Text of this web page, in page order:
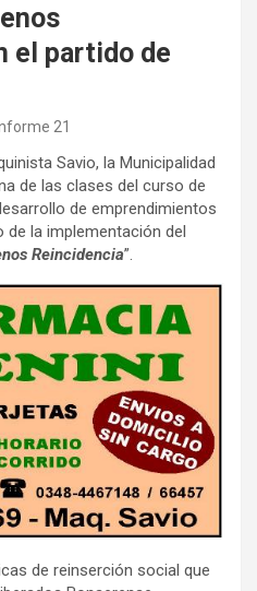
el partido de
21
Savio, la Municipalidad
de las clases del curso de
de emprendimientos
la implementación del
Reincidencia”.
de reinserción social que